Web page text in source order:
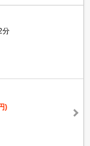
分
)